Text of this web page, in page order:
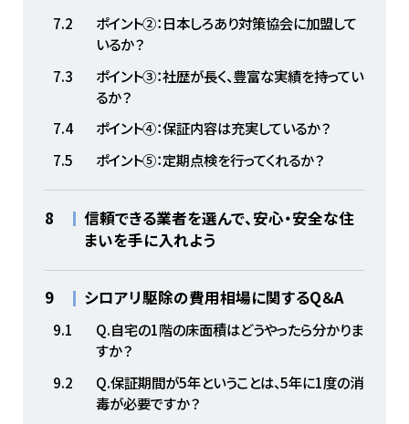
7.2
ポイント②：日本しろあり対策協会に加盟して
いるか？
7.3
ポイント③：社歴が長く、豊富な実績を持ってい
るか？
7.4
ポイント④：保証内容は充実しているか？
7.5
ポイント⑤：定期点検を行ってくれるか？
8
信頼できる業者を選んで、安心・安全な住
まいを手に入れよう
9 シロアリ駆除の費用相場に関するQ＆A
9.1
Q.自宅の1階の床面積はどうやったら分かりま
すか？
9.2
Q.保証期間が5年ということは、5年に1度の消
毒が必要ですか？